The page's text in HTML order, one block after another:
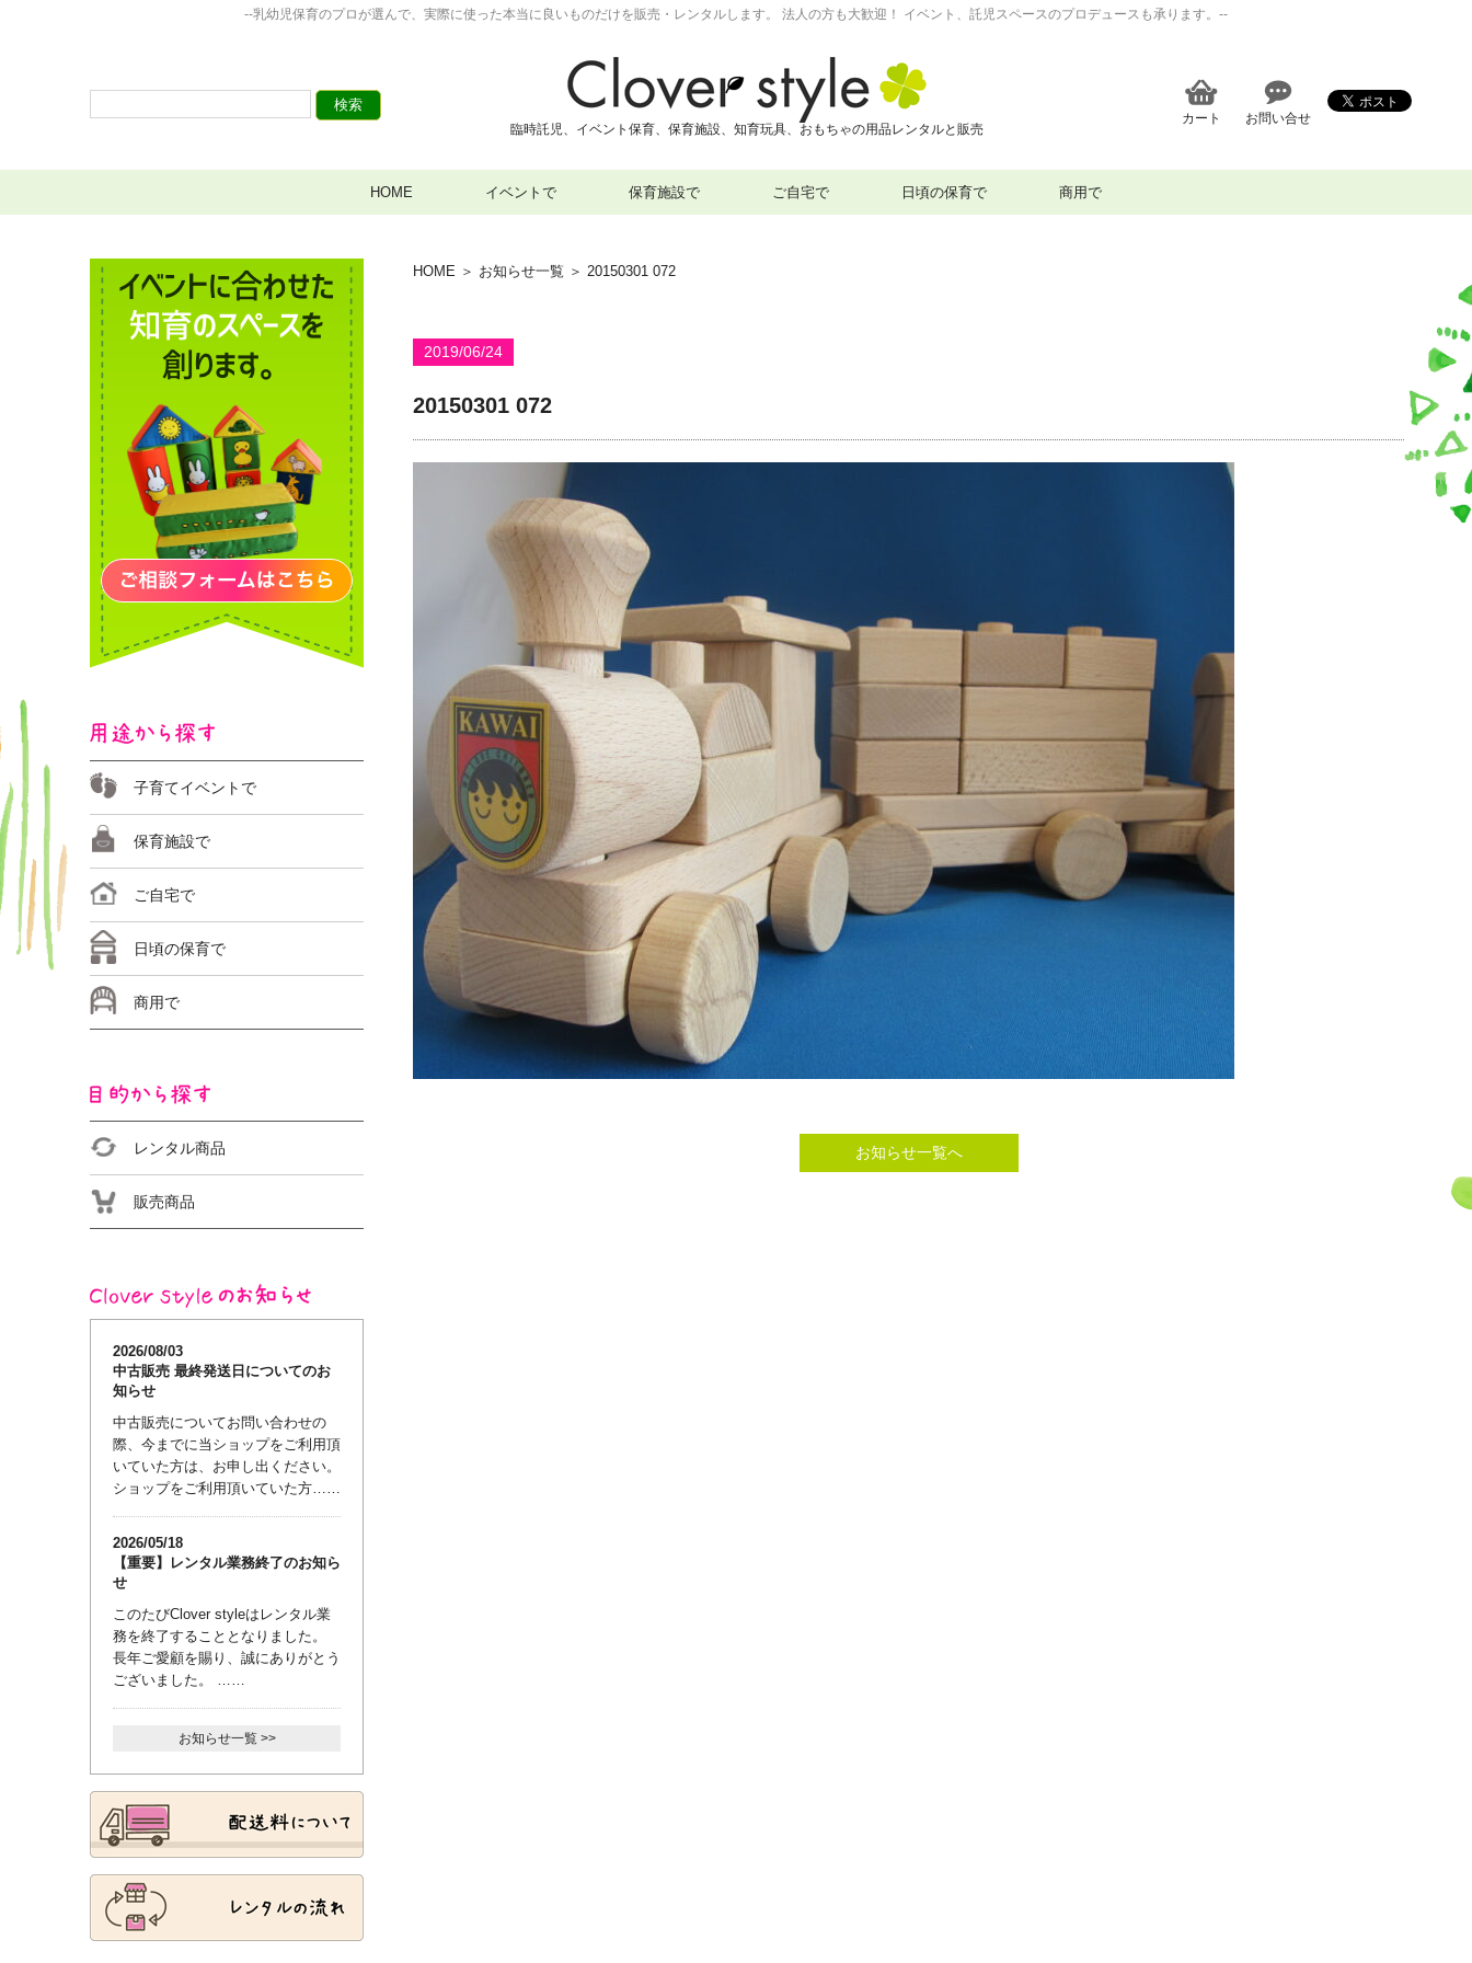
--乳幼児保育のプロが選んで、実際に使った本当に良いものだけを販売・レンタルします。 法人の方も大歓迎！ イベント、託児スペースのプロデュースも承ります。--
臨時託児、イベント保育、保育施設、知育玩具、おもちゃの用品レンタルと販売
カート お問い合せ
HOME イベントで 保育施設で ご自宅で 日頃の保育で 商用で
HOME ＞ お知らせ一覧 ＞ 20150301 072
2019/06/24
20150301 072
お知らせ一覧へ
子育てイベントで
日本の伝統
おまつり／イベントに
小学生でも
保育施設で
ご自宅で
運動遊び
日頃の保育で
日本の伝統
運動遊び
楽器遊び
おまつり／イベントに
商用で
レンタル商品
販売商品
2026/08/03
中古販売 最終発送日についてのお
知らせ
中古販売についてお問い合わせの
際、今までに当ショップをご利用頂
いていた方は、お申し出ください。
ショップをご利用頂いていた方……
2026/05/18
【重要】レンタル業務終了のお知ら
せ
このたびClover styleはレンタル業
務を終了することとなりました。
長年ご愛顧を賜り、誠にありがとう
ございました。 ……
お知らせ一覧 >>